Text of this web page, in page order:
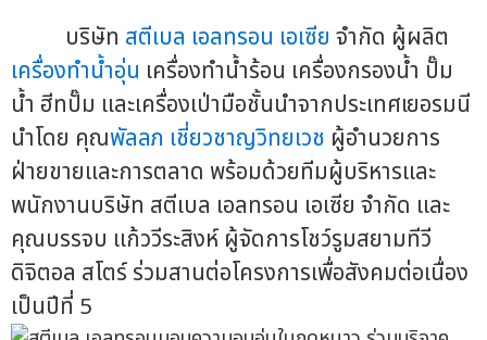
บริษัท สตีเบล เอลทรอน เอเซีย จำกัด ผู้ผลิต
เครื่องทำน้ำอุ่น เครื่องทำน้ำร้อน เครื่องกรองน้ำ ปั๊ม
น้ำ ฮีทปั๊ม และเครื่องเป่ามือชั้นนำจากประเทศเยอรมนี
นำโดย คุณพัลลภ เชี่ยวชาญวิทยเวช ผู้อำนวยการ
ฝ่ายขายและการตลาด พร้อมด้วยทีมผู้บริหารและ
พนักงานบริษัท สตีเบล เอลทรอน เอเซีย จำกัด และ
คุณบรรจบ แก้ววีระสิงห์ ผู้จัดการโชว์รูมสยามทีวี
ดิจิตอล สโตร์ ร่วมสานต่อโครงการเพื่อสังคมต่อเนื่อง
เป็นปีที่ 5